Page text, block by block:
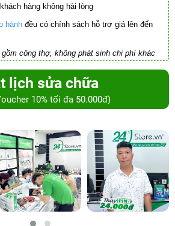
hàng không hài lòng
hành đều có chính sách hỗ trợ giá lên đến
gồm công thợ, không phát sinh chi phí khác
lịch sửa chữa
10% tối đa 50.000đ)